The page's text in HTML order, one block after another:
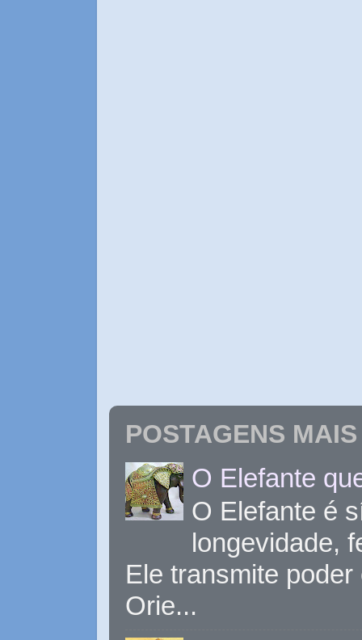
POSTAGENS
O Elefante
O Elefante é
longevidade,
Ele transmite
Orie...